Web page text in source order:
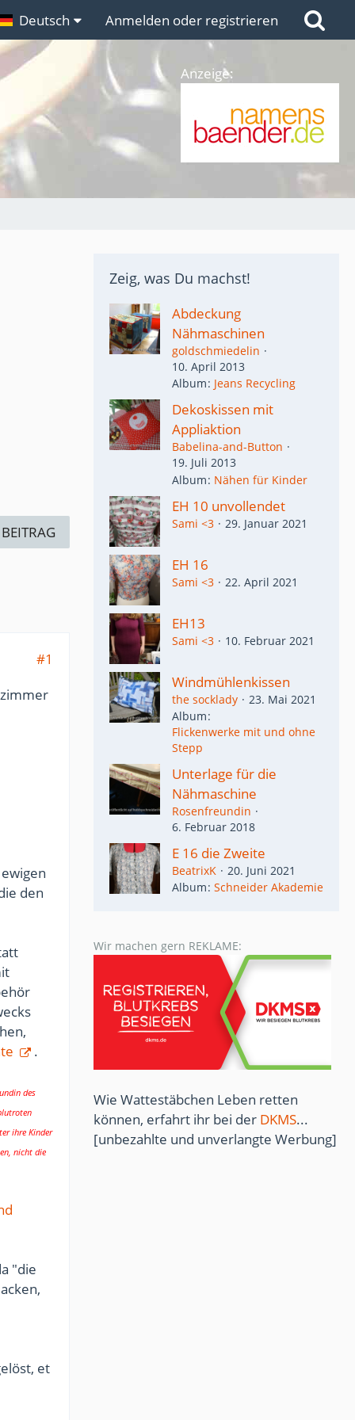
Links
Deutsch Anmelden oder registrieren
Anzeige:
#1
den
.
des
ihre Kinder
nicht die
"die
et
Zeig, was Du machst!
Abdeckung
Nähmaschinen
goldschmiedelin
10. April 2013
Album Jeans Recycling
Dekoskissen mit
Appliaktion
Babelina-and-Button
19. Juli 2013
Album Nähen für Kinder
EH 10 unvollendet
Sami <3 29. Januar 2021
EH 16
Sami <3 22. April 2021
EH13
Sami <3 10. Februar 2021
Windmühlenkissen
the socklady
23. Mai 2021
Album
Flickenwerke mit und ohne
Stepp
Unterlage für die
Nähmaschine
Rosenfreundin
6. Februar 2018
E 16 die Zweite
BeatrixK
20. Juni 2021
Album Schneider Akademie
Wir machen gern REKLAME:
Wie Wattestäbchen Leben retten
können, erfahrt ihr bei der DKMS...
[unbezahlte und unverlangte Werbung]